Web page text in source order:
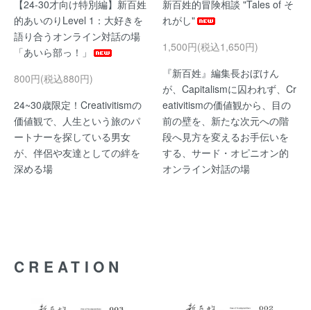
【24-30才向け特別編】新百姓
的あいのりLevel 1：大好きを
語り合うオンライン対話の場
「あいら部っ！」
800円(税込880円)
24~30歳限定！Creativitismの
価値観で、人生という旅のパ
ートナーを探している男女
が、伴侶や友達としての絆を
深める場
新百姓的冒険相談 "Tales of そ
れがし"
1,500円(税込1,650円)
『新百姓』編集長おぼけん
が、Capitalismに囚われず、Cr
eativitismの価値観から、目の
前の壁を、新たな次元への階
段へ見方を変えるお手伝いを
する、サード・オピニオン的
オンライン対話の場
CREATION